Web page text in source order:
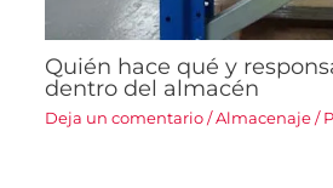
Quién hace qué y
dentro del almacén
Deja un comentario /Almacenaje/